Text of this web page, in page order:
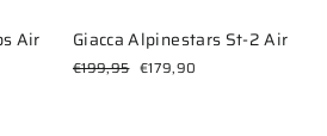
Air
Giacca Alpinestars St-2 Air
Prezzo
€199,95 Prezzo
€179,90